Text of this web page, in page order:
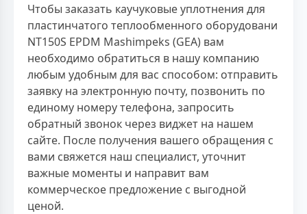
Чтобы заказать каучуковые уплотнения для
пластинчатого теплообменного оборудовани
NT150S EPDM Mashimpeks (GEA) вам
необходимо обратиться в нашу компанию
любым удобным для вас способом: отправить
заявку на электронную почту, позвонить по
единому номеру телефона, запросить
обратный звонок через виджет на нашем
сайте. После получения вашего обращения с
вами свяжется наш специалист, уточнит
важные моменты и направит вам
коммерческое предложение с выгодной
ценой.